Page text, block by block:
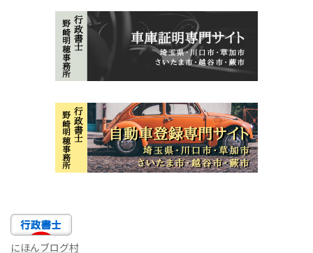
にほんブログ村